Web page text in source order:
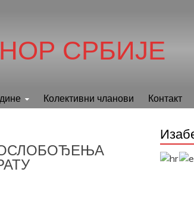
СРБИЈЕ
Колективни чланови Контакт
ОСЛОБОЂЕЊА